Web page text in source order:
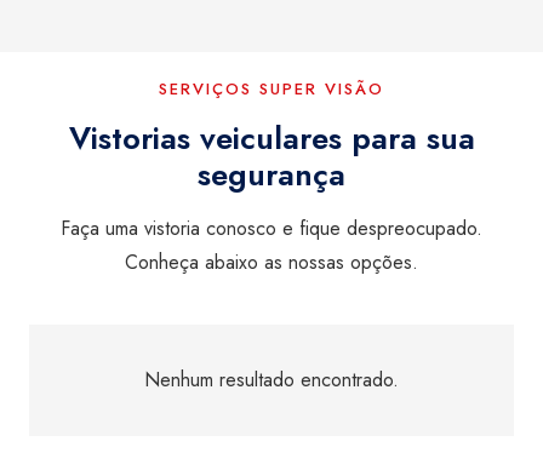
SERVIÇOS SUPER VISÃO
Vistorias veiculares para sua
segurança
Faça uma vistoria conosco e fique despreocupado.
Conheça abaixo as nossas opções.
Nenhum resultado encontrado.